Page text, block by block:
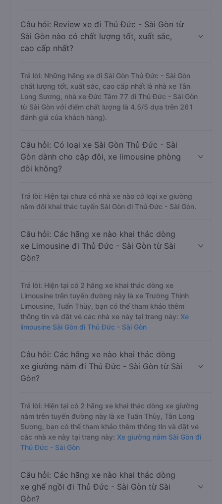
Câu hỏi: Review xe đi Thủ Đức - Sài Gòn từ
Sài Gòn nào có chất lượng tốt, xuất sắc,
cao cấp nhất?
Trả lời: Những hãng xe đi Sài Gòn Thủ Đức - Sài Gòn
chất lượng tốt, xuất sắc, cao cấp nhất là nhà xe Tân
Long Sương, nhà xe Đức Tâm 77 đi Thủ Đức - Sài Gòn
từ Sài Gòn với điểm chất lượng là 4.5/5 dựa trên 261
đánh giá của khách hàng).
Câu hỏi: Có loại xe Sài Gòn Thủ Đức - Sài
Gòn dành cho cặp đôi, xe limousine phòng
đôi không?
Trả lời: Hiện tại chưa có nhà xe nào có loại xe giường
nằm đôi khai thác tuyến Sài Gòn đi Thủ Đức - Sài Gòn.
Câu hỏi: Các hãng xe nào khai thác dòng
xe Limousine đi Thủ Đức - Sài Gòn từ Sài
Gòn?
Trả lời: Hiện tại có 2 hãng xe khai thác dòng xe
Limousine trên tuyến đường này là xe Trường Thịnh
Limousine, Tuấn Thùy, bạn có thể tham khảo thêm
thông tin và đặt vé các nhà xe này tại trang này: Xe
limousine Sài Gòn đi Thủ Đức - Sài Gòn
Câu hỏi: Các hãng xe nào khai thác dòng
xe giường nằm đi Thủ Đức - Sài Gòn từ Sài
Gòn?
Trả lời: Hiện tại có 2 hãng xe khai thác dòng xe giường
nằm trên tuyến đường này là xe Tuấn Thùy, Tân Long
Sương, bạn có thể tham khảo thêm thông tin và đặt vé
các nhà xe này tại trang này: Xe giường nằm Sài Gòn đi
Thủ Đức - Sài Gòn
Câu hỏi: Các hãng xe nào khai thác dòng
xe ghế ngồi đi Thủ Đức - Sài Gòn từ Sài
Gòn?